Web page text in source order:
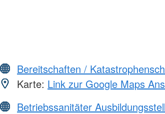
Bereitschaften /
Karte: Link zur Google Maps
Betriebssanitäter